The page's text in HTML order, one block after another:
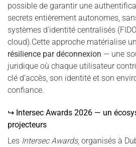
possible de garantir une
secrets entièrement autonomes,
systèmes d’identité centralisés
cloud).Cette approche matérialise
résilience par déconnexion — une
juridique où chaque utilisateur
clé d’accès, son identité et son
confiance.
↪ Intersec Awards 2026 — un
projecteurs
Les Intersec Awards, organisés à